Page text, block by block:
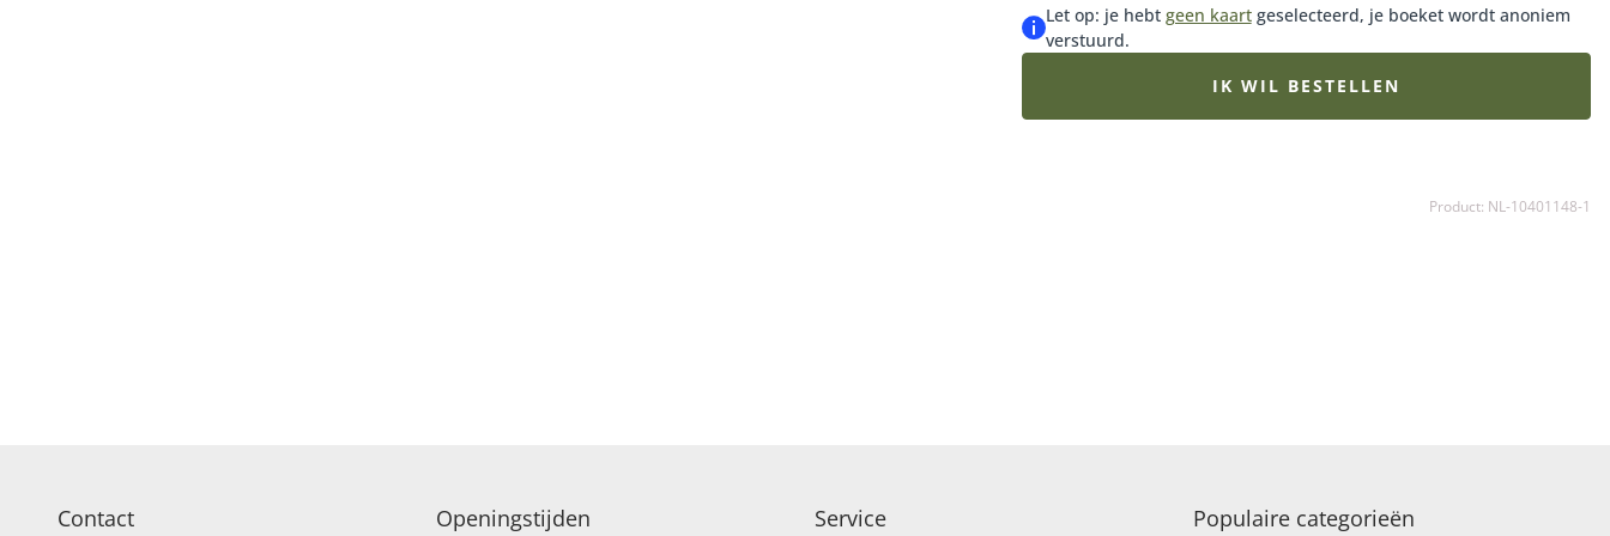
Let op: je hebt geen kaartgeselecteerd, je boeket wordt anoniem
verstuurd.
IK WIL BESTELLEN
Product: NL-10401148-1
Contact Openingstijden Service Populaire categorieën